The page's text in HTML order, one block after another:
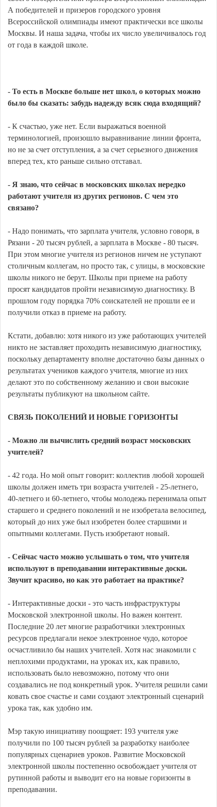
А победителей и призеров городского уровня
Всероссийской олимпиады имеют практически все школы
Москвы. И наша задача, чтобы их число увеличивалось год
от года в каждой школе.
- То есть в Москве больше нет школ, о которых можно
было бы сказать: забудь надежду всяк сюда входящий?
- К счастью, уже нет. Если выражаться военной
терминологией, произошло выравнивание линии фронта,
но не за счет отступления, а за счет серьезного движения
вперед тех, кто раньше сильно отставал.
- Я знаю, что сейчас в московских школах нередко
работают учителя из других регионов. С чем это
связано?
- Надо понимать, что зарплата учителя, условно говоря, в
Рязани - 20 тысяч рублей, а зарплата в Москве - 80 тысяч.
При этом многие учителя из регионов ничем не уступают
столичным коллегам, но просто так, с улицы, в московские
школы никого не берут. Школы при приеме на работу
просят кандидатов пройти независимую диагностику. В
прошлом году порядка 70% соискателей не прошли ее и
получили отказ в приеме на работу.
Кстати, добавлю: хотя никого из уже работающих учителей
никто не заставляет проходить независимую диагностику,
поскольку департаменту вполне достаточно базы данных о
результатах учеников каждого учителя, многие из них
делают это по собственному желанию и свои высокие
результаты публикуют на школьном сайте.
СВЯЗЬ ПОКОЛЕНИЙ И НОВЫЕ ГОРИЗОНТЫ
- Можно ли вычислить средний возраст московских
учителей?
- 42 года. Но мой опыт говорит: коллектив любой хорошей
школы должен иметь три возраста учителей - 25-летнего,
40-летнего и 60-летнего, чтобы молодежь перенимала опыт
старшего и среднего поколений и не изобретала велосипед,
который до них уже был изобретен более старшими и
опытными коллегами. Пусть изобретают новый.
- Сейчас часто можно услышать о том, что учителя
используют в преподавании интерактивные доски.
Звучит красиво, но как это работает на практике?
- Интерактивные доски - это часть инфраструктуры
Московской электронной школы. Но важен контент.
Последние 20 лет многие разработчики электронных
ресурсов предлагали некое электронное чудо, которое
осчастливило бы наших учителей. Хотя нас знакомили с
неплохими продуктами, на уроках их, как правило,
использовать было невозможно, потому что они
создавались не под конкретный урок. Учителя решили сами
ковать свое счастье и сами создают электронный сценарий
урока так, как удобно им.
Мэр такую инициативу поощряет: 193 учителя уже
получили по 100 тысяч рублей за разработку наиболее
популярных сценариев уроков. Развитие Московской
электронной школы постепенно освобождает учителя от
рутинной работы и выводит его на новые горизонты в
преподавании.